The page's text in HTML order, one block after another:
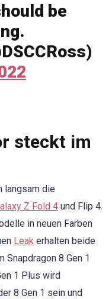
be
steckt im
langsam die
Z Fold 4 und Flip 4.
in neuen Farben
Leak erhalten beide
Snapdragon 8 Gen 1
1 Plus wird
8 Gen 1 sein und